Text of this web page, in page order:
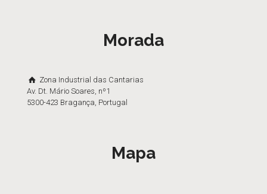
Morada
Zona Industrial das Cantarias
Av. Dt. Mário Soares, nº1
5300-423 Bragança, Portugal
Mapa